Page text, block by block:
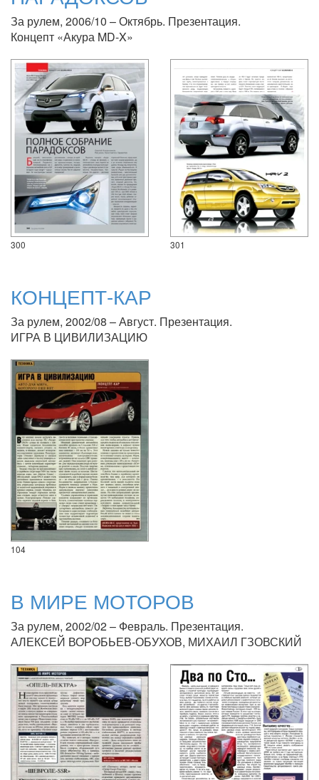
За рулем, 2006/10 – Октябрь. Презентация.
Концепт «Акура MD-X»
300 301
КОНЦЕПТ-КАР
За рулем, 2002/08 – Август. Презентация.
ИГРА В ЦИВИЛИЗАЦИЮ
104
В МИРЕ МОТОРОВ
За рулем, 2002/02 – Февраль. Презентация.
АЛЕКСЕЙ ВОРОБЬЕВ-ОБУХОВ, МИХАИЛ ГЗОВСКИЙ